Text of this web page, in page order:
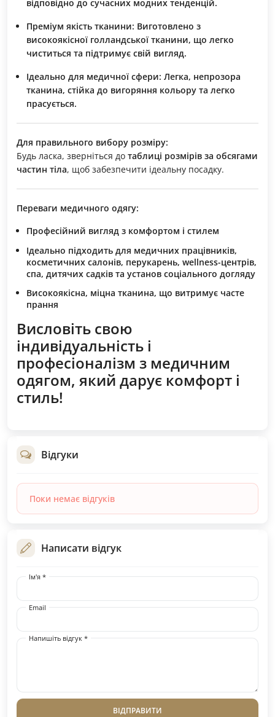
відповідно до сучасних модних тенденцій.
Преміум якість тканини: Виготовлено з
високоякісної голландської тканини, що легко
чиститься та підтримує свій вигляд.
Ідеально для медичної сфери: Легка, непрозора
тканина, стійка до вигоряння кольору та легко
прасується.
Для правильного вибору розміру:
Будь ласка, зверніться до таблиці розмірів за обсягами
частин тіла, щоб забезпечити ідеальну посадку.
Переваги медичного одягу:
Професійний вигляд з комфортом і стилем
Ідеально підходить для медичних працівників,
косметичних салонів, перукарень, wellness-центрів,
спа, дитячих садків та установ соціального догляду
Високоякісна, міцна тканина, що витримує часте
прання
Висловіть свою
індивідуальність і
професіоналізм з медичним
одягом, який дарує комфорт і
стиль!
Відгуки
Поки немає відгуків
Написати відгук
Ім'я *
Email
Напишіть відгук *
ВІДПРАВИТИ